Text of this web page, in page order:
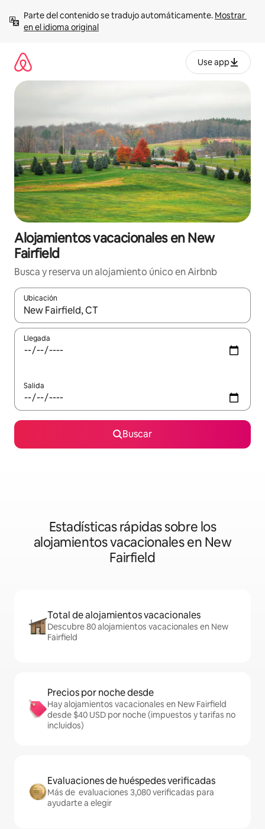
contenido
Parte del contenido se tradujo automáticamente. Mostrar
en el idioma original
Use app
Alojamientos vacacionales en New
Fairfield
Busca y reserva un alojamiento único en Airbnb
Ubicación
Cuando los resultados estén disponibles, podrás navegar
Llegada
Salida
Buscar
Estadísticas rápidas sobre los
alojamientos vacacionales en New
Fairfield
Total de alojamientos vacacionales
Descubre 80 alojamientos vacacionales en New
Fairfield
Precios por noche desde
Hay alojamientos vacacionales en New Fairfield
desde $40 USD por noche (impuestos y tarifas no
incluidos)
Evaluaciones de huéspedes verificadas
Más de evaluaciones 3,080 verificadas para
ayudarte a elegir